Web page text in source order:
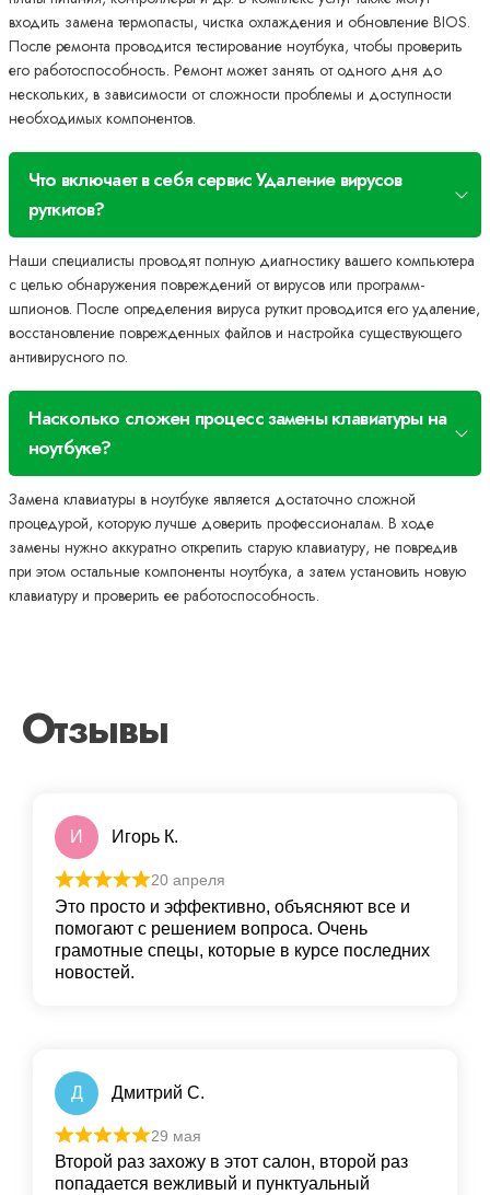
входить замена термопасты, чистка охлаждения и обновление BIOS.
После ремонта проводится тестирование ноутбука, чтобы проверить
его работоспособность. Ремонт может занять от одного дня до
нескольких, в зависимости от сложности проблемы и доступности
необходимых компонентов.
Что включает в себя сервис Удаление вирусов
руткитов?
Наши специалисты проводят полную диагностику вашего компьютера
с целью обнаружения повреждений от вирусов или программ-
шпионов. После определения вируса руткит проводится его удаление,
восстановление поврежденных файлов и настройка существующего
антивирусного по.
Насколько сложен процесс замены клавиатуры на
ноутбуке?
Замена клавиатуры в ноутбуке является достаточно сложной
процедурой, которую лучше доверить профессионалам. В ходе
замены нужно аккуратно открепить старую клавиатуру, не повредив
при этом остальные компоненты ноутбука, а затем установить новую
клавиатуру и проверить ее работоспособность.
Отзывы
И Игорь К.
20 апреля
Это просто и эффективно, объясняют все и
помогают с решением вопроса. Очень
грамотные спецы, которые в курсе последних
новостей.
Д Дмитрий С.
29 мая
Второй раз захожу в этот салон, второй раз
попадается вежливый и пунктуальный